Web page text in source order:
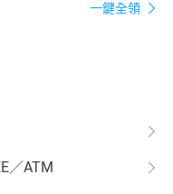
一鍵全領
／ATM